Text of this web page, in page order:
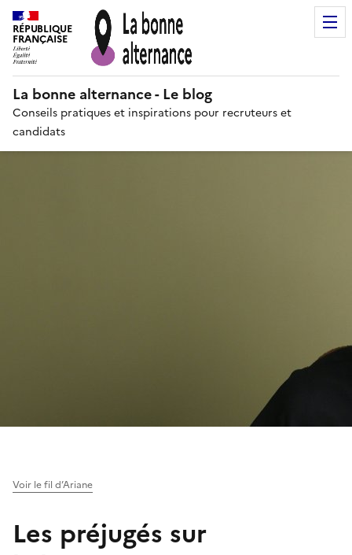
RÉPUBLIQUE
FRANÇAISE
La bonne alternance - Le blog
Conseils pratiques et inspirations pour recruteurs et
candidats
Voir le fil d’Ariane
Les préjugés sur